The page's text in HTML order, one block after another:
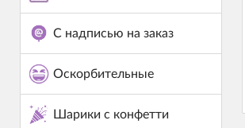
С надписью на заказ
Оскорбительные
Шарики с конфетти